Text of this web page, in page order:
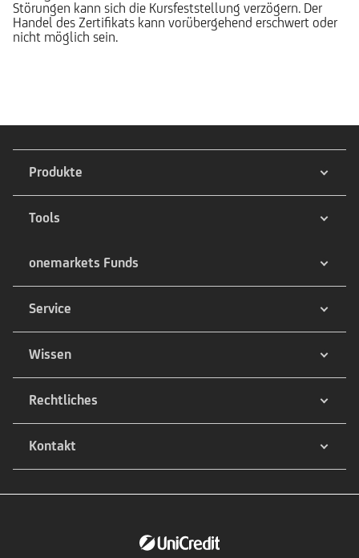
Störungen kann sich die Kursfeststellung verzögern. Der
Handel des Zertifikats kann vorübergehend erschwert oder
nicht möglich sein.
Produkte
Tools
onemarkets Funds
Service
Wissen
Rechtliches
Kontakt